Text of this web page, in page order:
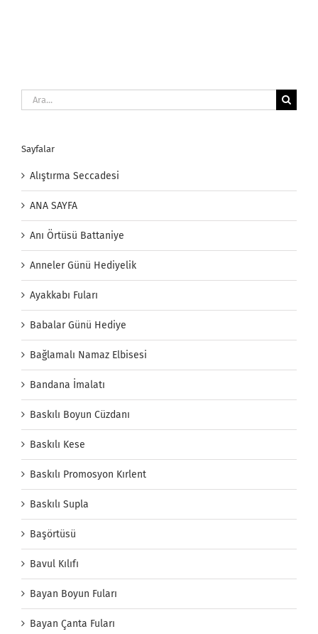
Ara:
Sayfalar
Alıştırma Seccadesi
ANA SAYFA
Anı Örtüsü Battaniye
Anneler Günü Hediyelik
Ayakkabı Fuları
Babalar Günü Hediye
Bağlamalı Namaz Elbisesi
Bandana İmalatı
Baskılı Boyun Cüzdanı
Baskılı Kese
Baskılı Promosyon Kırlent
Baskılı Supla
Başörtüsü
Bavul Kılıfı
Bayan Boyun Fuları
Bayan Çanta Fuları